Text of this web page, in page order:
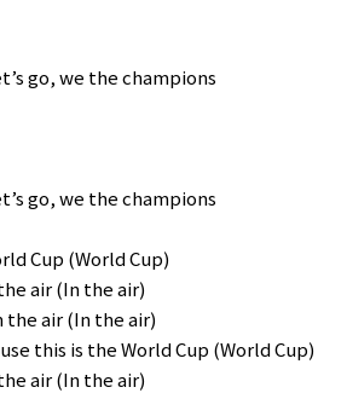
go, we the champions
go, we the champions
Cup (World Cup)
air (In the air)
the air (In the air)
this is the World Cup (World Cup)
air (In the air)